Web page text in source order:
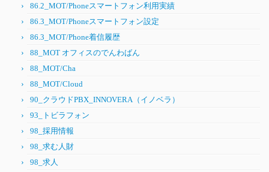
86.2_MOT/Phoneスマートフォン利用実績
86.3_MOT/Phoneスマートフォン設定
86.3_MOT/Phone着信履歴
88_MOT オフィスのでんわばん
88_MOT/Cha
88_MOT/Cloud
90_クラウドPBX_INNOVERA（イノベラ）
93_トビラフォン
98_採用情報
98_求む人財
98_求人